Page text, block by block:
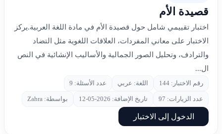
قصيدة الأم
اختبار تقييمي شامل حول قصيدة الأم في مادة اللغة العربية.يركز
الاختبار على معاني المفردات، العلاقات اللغوية مثل التضاد
والترادف، وتحليل الصور الجمالية والأساليب الإنشائية في النص
ال...
رقم الاختبار: 144 اللغة: عربي عدد الأسئلة: 9
عدد الزيارات: 97 تاريخ الإضافة: 2026-05-12 بواسطة: Zahra
الدخول إلى الاختبار